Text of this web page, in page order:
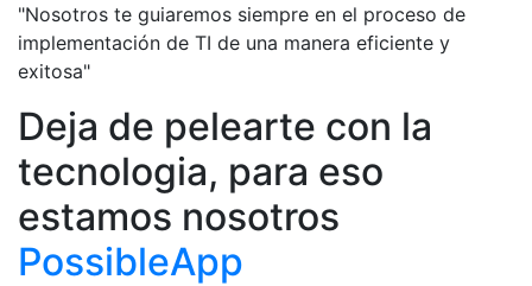
"Nosotros te guiaremos siempre en el proceso de
implementación de TI de una manera eficiente y
exitosa"
Deja de pelearte con la
tecnologia, para eso
estamos nosotros
PossibleApp